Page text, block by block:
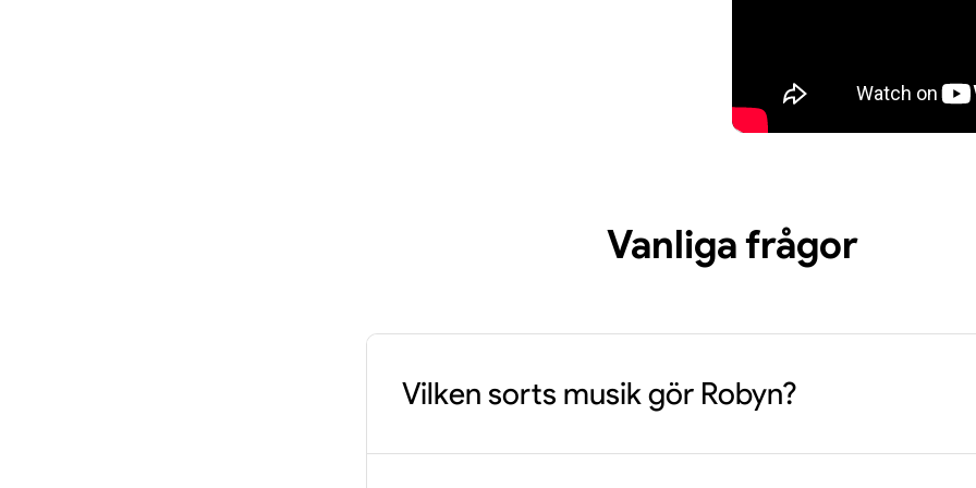
Vanliga frågor
Vilken sorts musik gör Robyn?